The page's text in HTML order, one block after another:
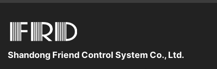
Shandong Friend Control System Co., Ltd.